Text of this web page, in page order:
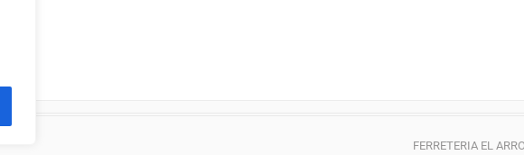
FERRETERIA EL